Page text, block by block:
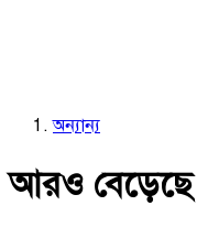
অন্যান্য
আরও বেড়েছে